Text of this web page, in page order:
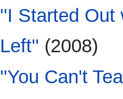
''I Started Out
Left'' (2008)
''You Can't